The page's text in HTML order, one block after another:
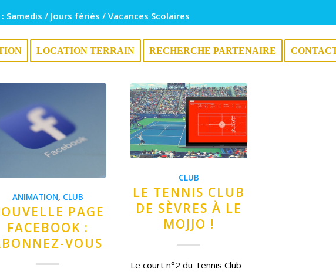
/ Jours fériés / Vacances Scolaires
LOCATION TERRAIN RECHERCHE PARTENAIRE
ANIMATION, CLUB
PAGE
FACEBOOK :
VOUS
CLUB
LE TENNIS CLUB
DE SÈVRES À LE
MOJJO !
Le court n°2 du Tennis Club